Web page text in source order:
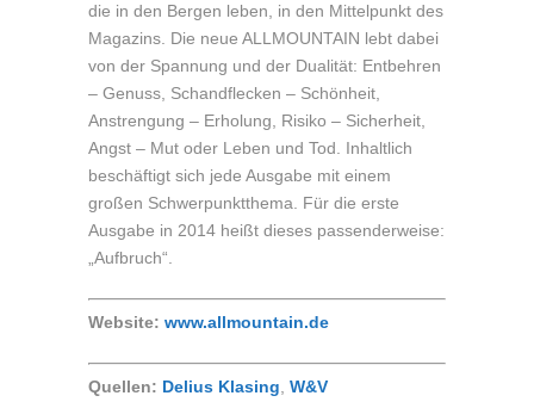
die in den Bergen leben, in den Mittelpunkt des
Magazins. Die neue ALLMOUNTAIN lebt dabei
von der Spannung und der Dualität: Entbehren
– Genuss, Schandflecken – Schönheit,
Anstrengung – Erholung, Risiko – Sicherheit,
Angst – Mut oder Leben und Tod. Inhaltlich
beschäftigt sich jede Ausgabe mit einem
großen Schwerpunktthema. Für die erste
Ausgabe in 2014 heißt dieses passenderweise:
„Aufbruch“.
Website: www.allmountain.de
Quellen: Delius Klasing W&V